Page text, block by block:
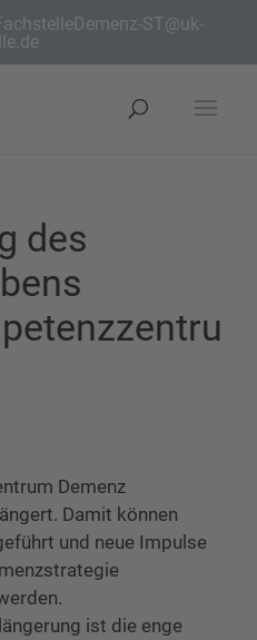
ST@uk-
des
Demenz
Damit können
und neue Impulse
ist die enge